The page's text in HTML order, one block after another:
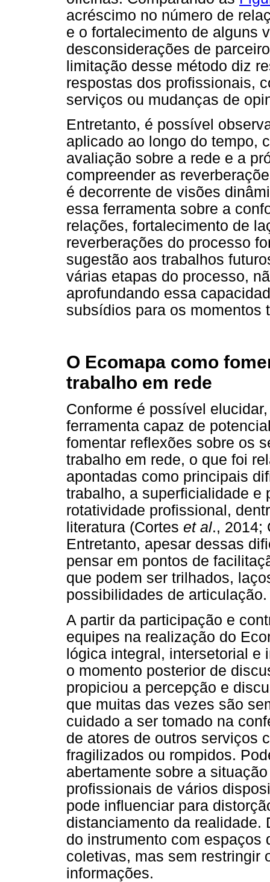
acréscimo no número de
e o fortalecimento de alguns
desconsiderações de
limitação desse método diz
respostas dos profissionais,
serviços ou mudanças de
Entretanto, é possível
aplicado ao longo do tempo,
avaliação sobre a rede e a
compreender as
é decorrente de visões
essa ferramenta sobre a
relações, fortalecimento de
reverberações do processo
sugestão aos trabalhos
várias etapas do processo,
aprofundando essa
subsídios para os momentos
O Ecomapa como
trabalho em rede
Conforme é possível
ferramenta capaz de
fomentar reflexões sobre os
trabalho em rede, o que foi
apontadas como principais
trabalho, a superficialidade e
rotatividade profissional,
literatura (Cortes et al., 2014;
Entretanto, apesar dessas
pensar em pontos de
que podem ser trilhados,
possibilidades de articulação.
A partir da participação e
equipes na realização do
lógica integral, intersetorial e
o momento posterior de
propiciou a percepção e
que muitas das vezes são
cuidado a ser tomado na
de atores de outros serviços
fragilizados ou rompidos.
abertamente sobre a
profissionais de vários
pode influenciar para
distanciamento da realidade.
do instrumento com espaços
coletivas, mas sem restringir
informações.